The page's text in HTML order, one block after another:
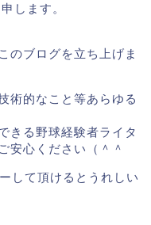
します。
のブログを立ち上げま
術的なこと等あらゆる
きる野球経験者ライタ
安心ください（＾＾
して頂けるとうれしい